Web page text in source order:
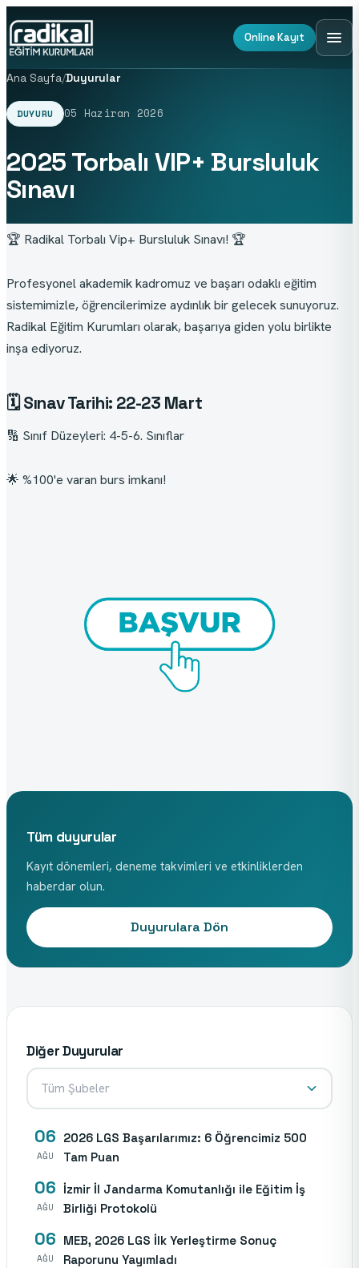
Online Kayıt
Ana Sayfa/Duyurular
DUYURU 05 Haziran 2026
2025 Torbalı VIP+ Bursluluk
Sınavı
🏆 Radikal Torbalı Vip+ Bursluluk Sınavı! 🏆
Profesyonel akademik kadromuz ve başarı odaklı eğitim
sistemimizle, öğrencilerimize aydınlık bir gelecek sunuyoruz.
Radikal Eğitim Kurumları olarak, başarıya giden yolu birlikte
inşa ediyoruz.
🗓️ Sınav Tarihi: 22-23 Mart
🔢 Sınıf Düzeyleri: 4-5-6. Sınıflar
🌟 %100'e varan burs imkanı!
Tüm duyurular
Kayıt dönemleri, deneme takvimleri ve etkinliklerden
haberdar olun.
Duyurulara Dön
Diğer Duyurular
Tüm Şubeler
06
AĞU
2026 LGS Başarılarımız: 6 Öğrencimiz 500
Tam Puan
06
AĞU
İzmir İl Jandarma Komutanlığı ile Eğitim İş
Birliği Protokolü
06
AĞU
MEB, 2026 LGS İlk Yerleştirme Sonuç
Raporunu Yayımladı